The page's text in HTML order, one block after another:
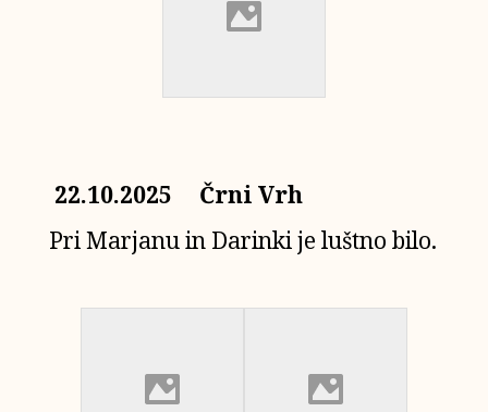
22.10.2025 Črni Vrh
Pri Marjanu in Darinki je luštno bilo.